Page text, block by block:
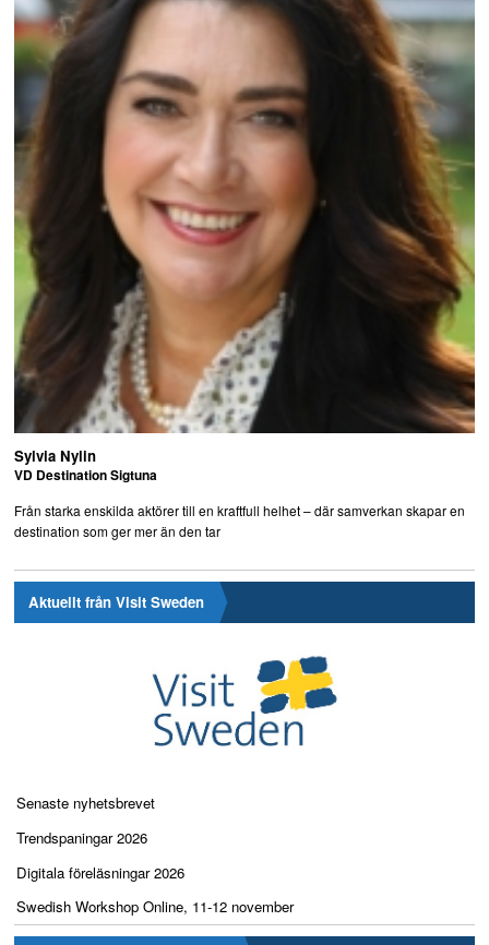
Sylvia Nylin
VD Destination Sigtuna
Från starka enskilda aktörer till en kraftfull helhet – där samverkan skapar en
destination som ger mer än den tar
Aktuellt från Visit Sweden
Senaste nyhetsbrevet
Trendspaningar 2026
Digitala föreläsningar 2026
Swedish Workshop Online, 11-12 november